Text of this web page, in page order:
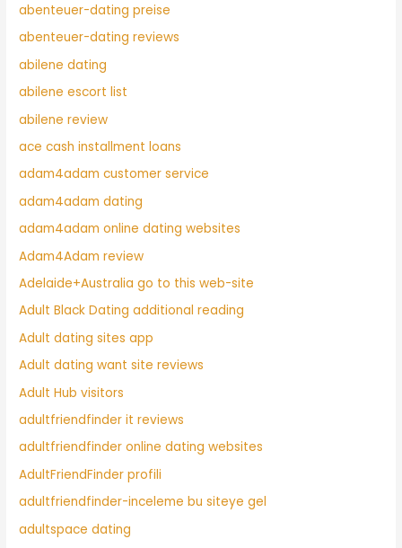
abenteuer-dating preise
abenteuer-dating reviews
abilene dating
abilene escort list
abilene review
ace cash installment loans
adam4adam customer service
adam4adam dating
adam4adam online dating websites
Adam4Adam review
Adelaide+Australia go to this web-site
Adult Black Dating additional reading
Adult dating sites app
Adult dating want site reviews
Adult Hub visitors
adultfriendfinder it reviews
adultfriendfinder online dating websites
AdultFriendFinder profili
adultfriendfinder-inceleme bu siteye gel
adultspace dating